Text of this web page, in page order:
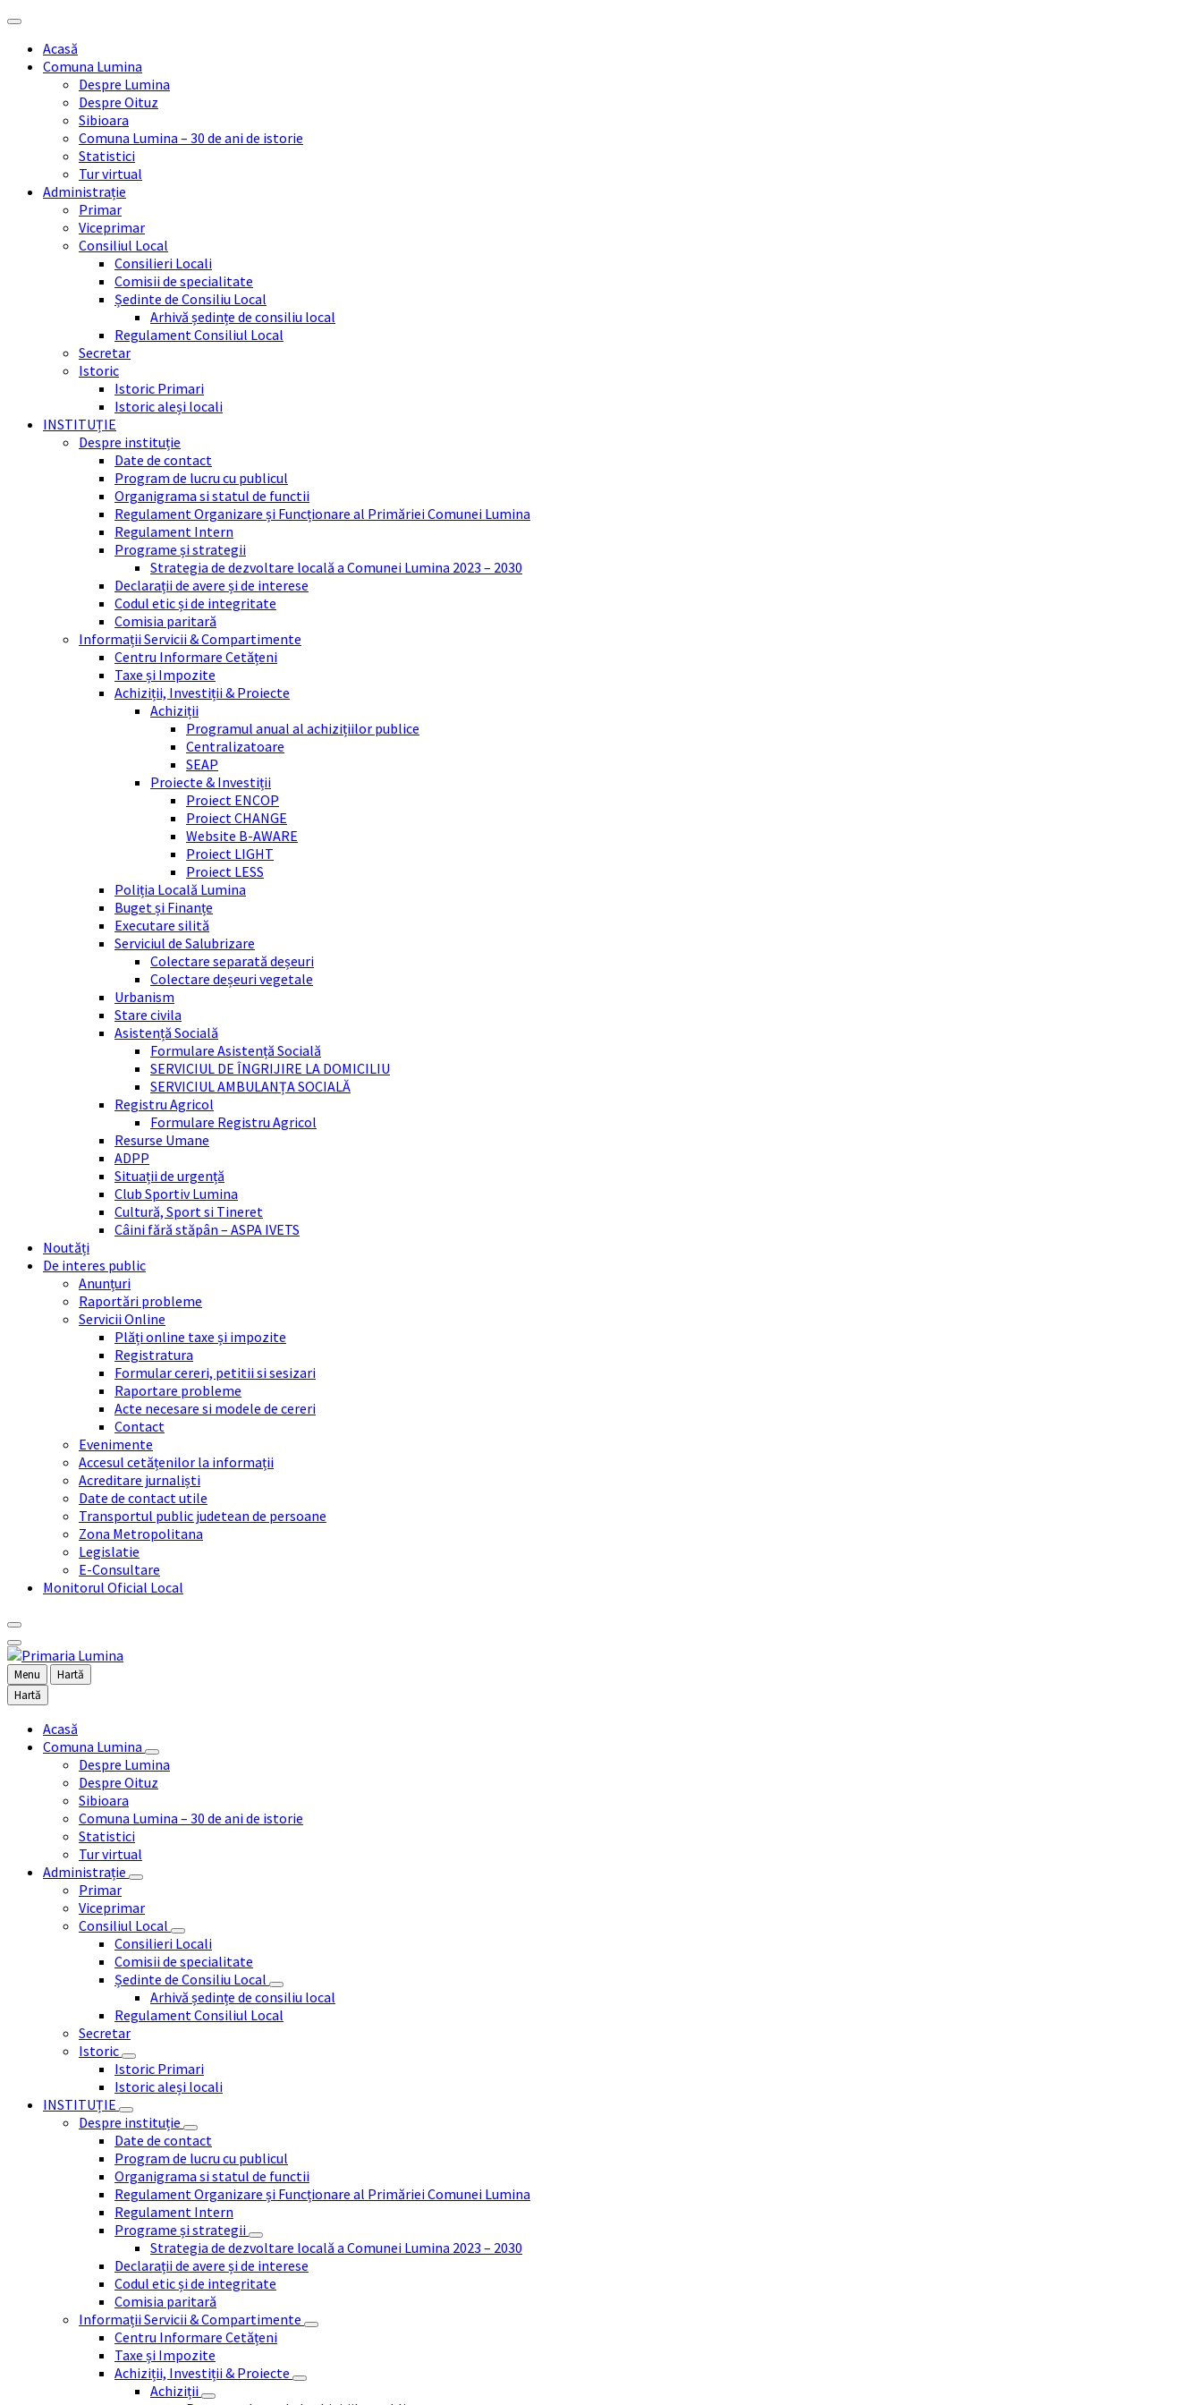
Skip
content
Skip
sidebar
Skip
right
sidebar
Skip
footerAcasă
Comuna Lumina
Despre Lumina
Despre Oituz
Sibioara
Comuna Lumina – 30 de ani de istorie
Statistici
Tur virtual
Administrație
Primar
Viceprimar
Consiliul Local
Consilieri Locali
Comisii de specialitate
Ședinte de Consiliu Local
Arhivă ședințe de consiliu local
Regulament Consiliul Local
Secretar
Istoric
Istoric Primari
Istoric aleși locali
INSTITUȚIE
Despre instituție
Date de contact
Program de lucru cu publicul
Organigrama si statul de functii
Regulament Organizare și Funcționare al Primăriei Comunei Lumina
Regulament Intern
Programe și strategii
Strategia de dezvoltare locală a Comunei Lumina 2023 – 2030
Declarații de avere și de interese
Codul etic și de integritate
Comisia paritară
Informații Servicii & Compartimente
Centru Informare Cetățeni
Taxe și Impozite
Achiziții, Investiții & Proiecte
Achiziții
Programul anual al achizițiilor publice
Centralizatoare
SEAP
Proiecte & Investiții
Proiect ENCOP
Proiect CHANGE
Website B-AWARE
Proiect LIGHT
Proiect LESS
Poliția Locală Lumina
Buget și Finanțe
Executare silită
Serviciul de Salubrizare
Colectare separată deșeuri
Colectare deșeuri vegetale
Urbanism
Stare civila
Asistență Socială
Formulare Asistență Socială
SERVICIUL DE ÎNGRIJIRE LA DOMICILIU
SERVICIUL AMBULANȚA SOCIALĂ
Registru Agricol
Formulare Registru Agricol
Resurse Umane
ADPP
Situații de urgență
Club Sportiv Lumina
Cultură, Sport si Tineret
Câini fără stăpân – ASPA IVETS
Noutăți
De interes public
Anunțuri
Raportări probleme
Servicii Online
Plăți online taxe și impozite
Registratura
Formular cereri, petitii si sesizari
Raportare probleme
Acte necesare si modele de cereri
Contact
Evenimente
Accesul cetățenilor la informații
Acreditare jurnaliști
Date de contact utile
Transportul public judetean de persoane
Zona Metropolitana
Legislatie
E-Consultare
Monitorul Oficial Local
Menu
Hartă
Hartă
Acasă
Comuna Lumina
Despre Lumina
Despre Oituz
Sibioara
Comuna Lumina – 30 de ani de istorie
Statistici
Tur virtual
Administrație
Primar
Viceprimar
Consiliul Local
Consilieri Locali
Comisii de specialitate
Ședinte de Consiliu Local
Arhivă ședințe de consiliu local
Regulament Consiliul Local
Secretar
Istoric
Istoric Primari
Istoric aleși locali
INSTITUȚIE
Despre instituție
Date de contact
Program de lucru cu publicul
Organigrama si statul de functii
Regulament Organizare și Funcționare al Primăriei Comunei Lumina
Regulament Intern
Programe și strategii
Strategia de dezvoltare locală a Comunei Lumina 2023 – 2030
Declarații de avere și de interese
Codul etic și de integritate
Comisia paritară
Informații Servicii & Compartimente
Centru Informare Cetățeni
Taxe și Impozite
Achiziții, Investiții & Proiecte
Achiziții